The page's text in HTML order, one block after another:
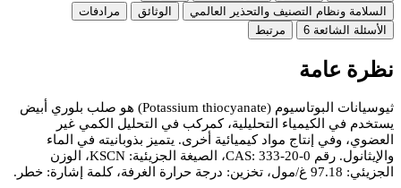
السلامة ونظام التصنيف والتحذير العالمي
الوثائق
مرادفات
الأسئلة الشائعة 6 مرتبط
نظرة عامة
ثيوسيانات البوتاسيوم (Potassium thiocyanate) هو صلب بلوري أبيض
يستخدم في الكيمياء التحليلية، كمركب في التحليل الكمي غير
العضوي، وفي إنتاج مواد كيميائية أخرى. يتميز بذوبانيته في الماء
والإيثانول. رقم CAS: 333-20-0، الصيغة الجزيئية: KSCN، الوزن
الجزيئي: 97.18 غ/مول، تخزين: درجة حرارة الغرفة، كلمة إشارة: خطر.